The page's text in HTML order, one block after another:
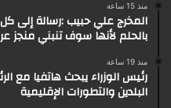
منذ 15 ساعة
المخرج علي حبيب :رسالة إلى
بالحلم لأنها سوف تنبني منجز
منذ 19 ساعة
رئيس الوزراء يبحث هاتفيا مع
البلدين والتطورات الإقليمية